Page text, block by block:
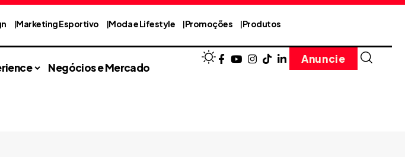
Marketing Esportivo Moda e Lifestyle Promoções Produtos
Negócios e Mercado
Anuncie